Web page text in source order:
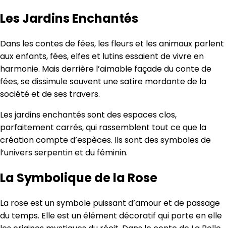
Les Jardins Enchantés
Dans les contes de fées, les fleurs et les animaux parlent
aux enfants, fées, elfes et lutins essaient de vivre en
harmonie. Mais derrière l’aimable façade du conte de
fées, se dissimule souvent une satire mordante de la
société et de ses travers.
Les jardins enchantés sont des espaces clos,
parfaitement carrés, qui rassemblent tout ce que la
création compte d’espèces. Ils sont des symboles de
l’univers serpentin et du féminin.
La Symbolique de la Rose
La rose est un symbole puissant d’amour et de passage
du temps. Elle est un élément décoratif qui porte en elle